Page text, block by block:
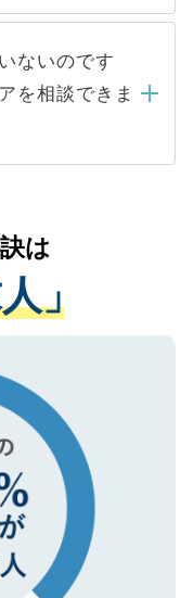
募が殺到する場
に合った人材の
るケースが増え
せん。内定先へ
ートナーが行い
はありませんの
イトからの登録
の個人情報は、
よび転職活動の
す。お預かりし
はご本人の許可
ついての厳密な
のみに付与され
取得済みです。
安心ください。
ないのです
を相談できま
関の状況や紹介
なアドバイスを
にご転職をされ
ートが可能です
い。
は
」